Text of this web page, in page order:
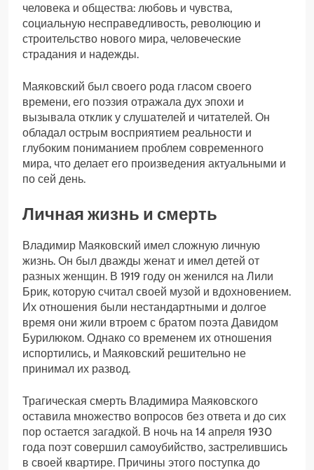
человека и общества: любовь и чувства,
социальную несправедливость, революцию и
строительство нового мира, человеческие
страдания и надежды.
Маяковский был своего рода гласом своего
времени, его поэзия отражала дух эпохи и
вызывала отклик у слушателей и читателей. Он
обладал острым восприятием реальности и
глубоким пониманием проблем современного
мира, что делает его произведения актуальными и
по сей день.
Личная жизнь и смерть
Владимир Маяковский имел сложную личную
жизнь. Он был дважды женат и имел детей от
разных женщин. В 1919 году он женился на Лили
Брик, которую считал своей музой и вдохновением.
Их отношения были нестандартными и долгое
время они жили втроем с братом поэта Давидом
Бурилюком. Однако со временем их отношения
испортились, и Маяковский решительно не
принимал их развод.
Трагическая смерть Владимира Маяковского
оставила множество вопросов без ответа и до сих
пор остается загадкой. В ночь на 14 апреля 1930
года поэт совершил самоубийство, застрелившись
в своей квартире. Причины этого поступка до